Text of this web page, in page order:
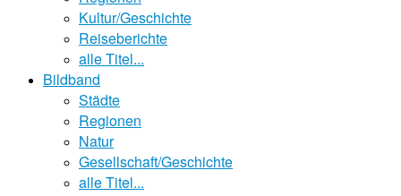
Kultur/Geschichte
Reiseberichte
alle Titel...
Bildband
Städte
Regionen
Natur
Gesellschaft/Geschichte
alle Titel...